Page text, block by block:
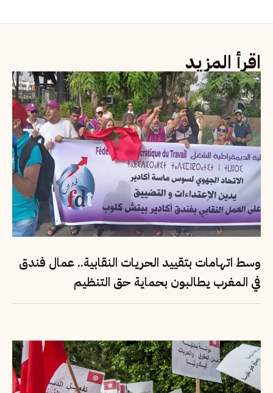
اقرأ المزيد
وسط اتهامات بتقييد الحريات النقابية.. عمال فندق
في المغرب يطالبون بحماية حق التنظيم